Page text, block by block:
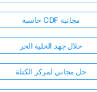
حاسبة CDF مجانية
حلال جهد الخلية الحر
حل مجاني لمركز الكتلة